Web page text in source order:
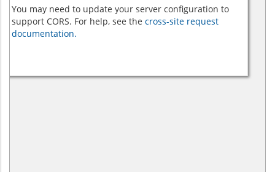
You may need to update your server configuration to
support CORS. For help, see the cross-site request
documentation.